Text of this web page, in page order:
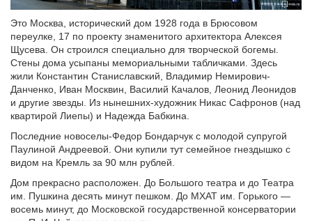
Это Москва, исторический дом 1928 года в Брюсовом
переулке, 17 по проекту знаменитого архитектора Алексея
Щусева. Он строился специально для творческой богемы.
Стены дома усыпаны мемориальными табличками. Здесь
жили Константин Станиславский, Владимир Немирович-
Данченко, Иван Москвин, Василий Качалов, Леонид Леонидов
и другие звезды. Из нынешних-художник Никас Сафронов (над
квартирой Лиепы) и Надежда Бабкина.
Последние новоселы-Федор Бондарчук с молодой супругой
Паулиной Андреевой. Они купили тут семейное гнездышко с
видом на Кремль за 90 млн рублей.
Дом прекрасно расположен. До Большого театра и до Театра
им. Пушкина десять минут пешком. До МХАТ им. Горького —
восемь минут, до Московской государственной консерватории